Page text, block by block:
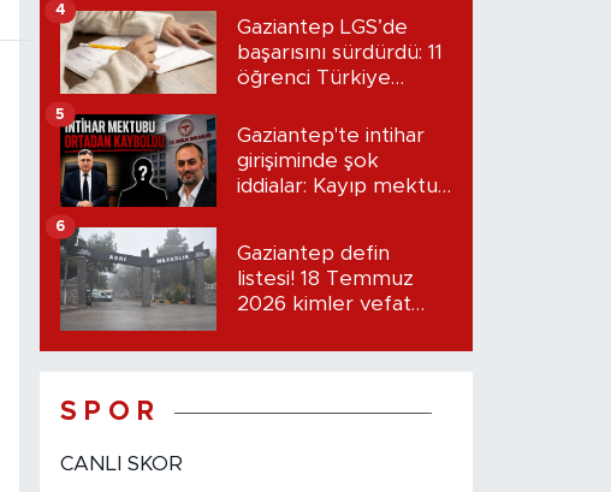
Gaziantep LGS’de
başarısını sürdürdü: 11
öğrenci Türkiye
4
Gaziantep'te intihar
girişiminde şok
iddialar: Kayıp mektup
5
Gaziantep defin
listesi! 18 Temmuz
2026 kimler vefat
6
S P O R
CANLI SKOR